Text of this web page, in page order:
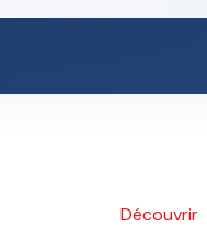
Découvrir